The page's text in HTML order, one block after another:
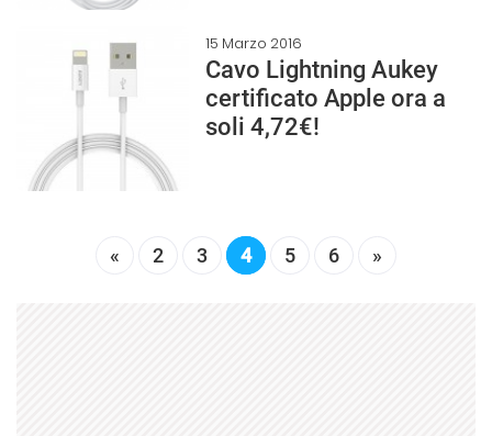
15 Marzo 2016
Cavo Lightning Aukey
certificato Apple ora a
soli 4,72€!
« 2 3 4 5 6 »